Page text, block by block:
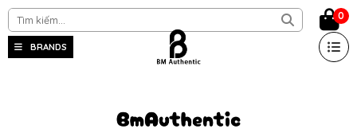
BRANDS
0